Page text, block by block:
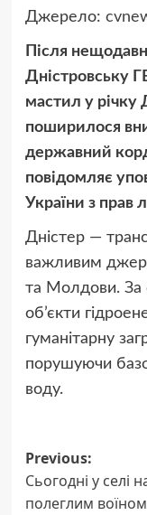
Джерело:
Після
Дністровську
мастил у річку
поширилося
державний
повідомляє
України з
Дністер —
важливим
та Молдови. За
об’єкти
гуманітарну
порушуючи
воду.
Post
Previous:
Сьогодні у селі
полеглим